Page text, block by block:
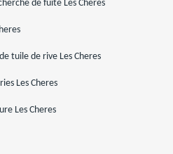
de fuite Les Cheres
tuile de rive Les Cheres
Les Cheres
Les Cheres